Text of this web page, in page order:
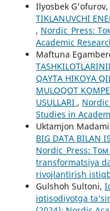
Ilyosbek G'ofurov,
TIKLANUVCHI
, Nordic_Press:
Academic
Maftuna
QAYTA HIKOYA
MULOQOT
USULLARI ,
Studies in
Uktamjon
BIG DATA BILAN
Nordic_Press:
transformatsiya
rivojlantirish
Gulshoh Sultoni,
iqtisodiyotga